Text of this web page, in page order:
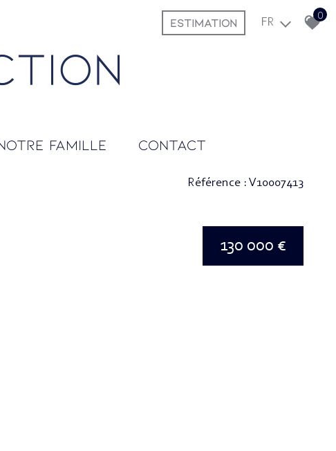
ESTIMATION FR
0
notre famille contact
Référence : V10007413
130 000 €